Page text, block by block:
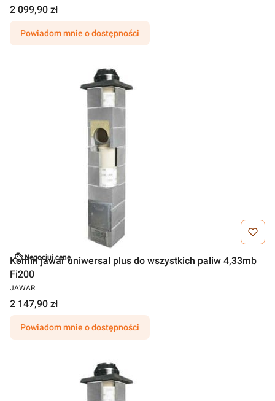
2 099,90 zł
Powiadom mnie o dostępności
Negocjuj cenę
Komin jawar uniwersal plus do wszystkich paliw 4,33mb
Fi200
JAWAR
2 147,90 zł
Powiadom mnie o dostępności